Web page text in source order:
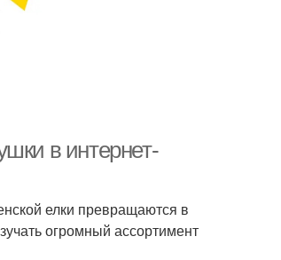
в интернет-
елки превращаются в
огромный ассортимент